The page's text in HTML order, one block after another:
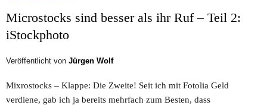
Microstocks sind besser als ihr Ruf – Teil 2:
iStockphoto
Veröffentlicht von Jürgen Wolf
Mixrostocks – Klappe: Die Zweite! Seit ich mit Fotolia Geld
verdiene, gab ich ja bereits mehrfach zum Besten, dass